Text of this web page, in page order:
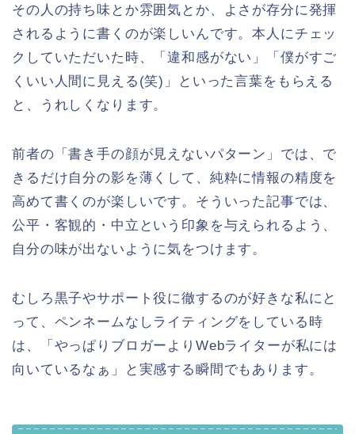
その人の持ち味とか雰囲気とか、よさが存分に発揮
されるように書くのが楽しいんです。本人にチェッ
クしていただいた時、「違和感がない」「僕がすご
くいい人間に見える(笑)」といった言葉をもらえる
と、うれしくなります。
前者の「書き手の顔が見えないパターン」では、で
きるだけ自分の影を薄くして、純粋に情報の精度を
高めて書くのが楽しいです。そういった記事では、
公平・客観的・中立という印象を与えられるよう、
自分の味が出ないように気をつけます。
むしろ黒子やサポート役に徹するのが好きな私にと
って、ペンネームなしライティングをしている時
は、「やっぱりブロガーよりWebライターが私には
向いているなぁ」と実感する瞬間でもあります。